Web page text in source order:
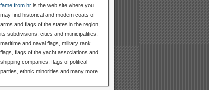
fame.from.hris the web site where you
may find historical and modern coats of
arms and flags of the states in the region,
its subdivisions, cities and municipalities,
maritime and naval flags, military rank
flags, flags of the yacht associations and
shipping companies, flags of political
parties, ethnic minorities and many more.